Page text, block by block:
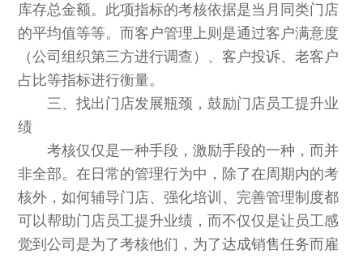
库存总金额。此项指标的考核依据是当月同类门店
的平均值等等。而客户管理上则是通过客户满意度
（公司组织第三方进行调查）、客户投诉、老客户
占比等指标进行衡量。
三、找出门店发展瓶颈，鼓励门店员工提升业
绩
考核仅仅是一种手段，激励手段的一种，而并
非全部。在日常的管理行为中，除了在周期内的考
核外，如何辅导门店、强化培训、完善管理制度都
可以帮助门店员工提升业绩，而不仅仅是让员工感
觉到公司是为了考核他们，为了达成销售任务而雇